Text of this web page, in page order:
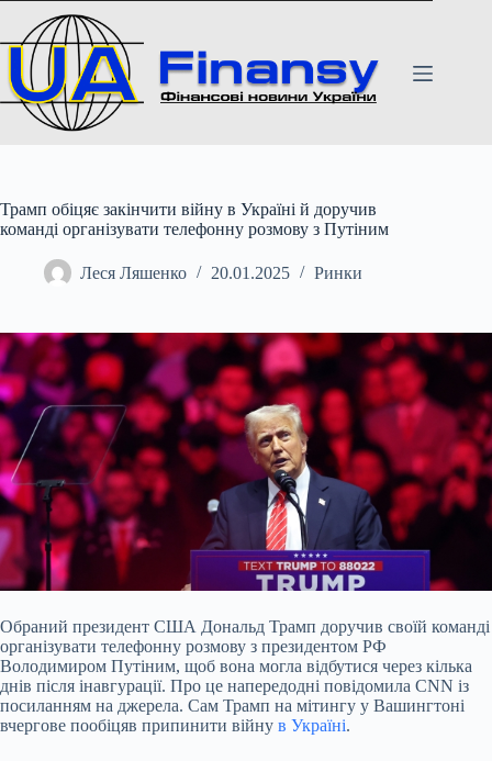
вмісту
Трамп обіцяє закінчити війну в Україні й доручив
команді організувати телефонну розмову з Путіним
Леся Ляшенко 20.01.2025 Ринки
Обраний президент США Дональд Трамп доручив своїй команді
організувати телефонну розмову з президентом РФ
Володимиром Путіним, щоб вона могла відбутися через кілька
днів після інавгурації. Про це напередодні повідомила CNN із
посиланням на джерела. Сам Трамп на мітингу у Вашингтоні
вчергове пообіцяв припинити війну в Україні.